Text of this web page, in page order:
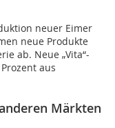
neuer Eimer
neue Produkte
ab. Neue „Vita“-
aus
Märkten